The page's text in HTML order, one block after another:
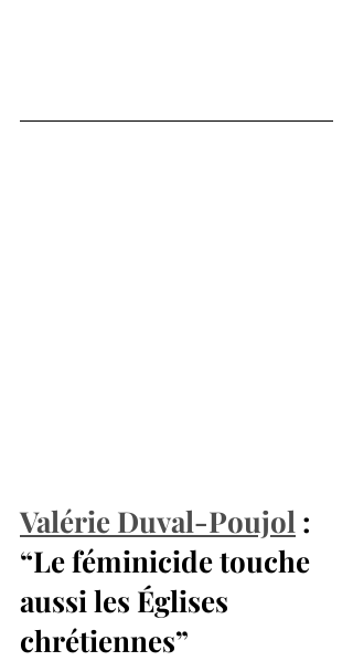
Valérie Duval-Poujol :
“Le féminicide touche
aussi les Églises
chrétiennes”